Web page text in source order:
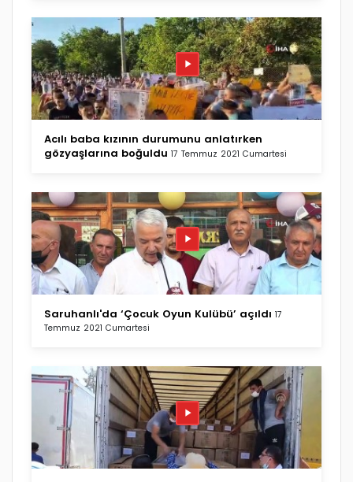
Acılı baba kızının durumunu anlatırken
gözyaşlarına boğuldu 17 Temmuz 2021 Cumartesi
Saruhanlı'da ‘Çocuk Oyun Kulübü’ açıldı 17
Temmuz 2021 Cumartesi